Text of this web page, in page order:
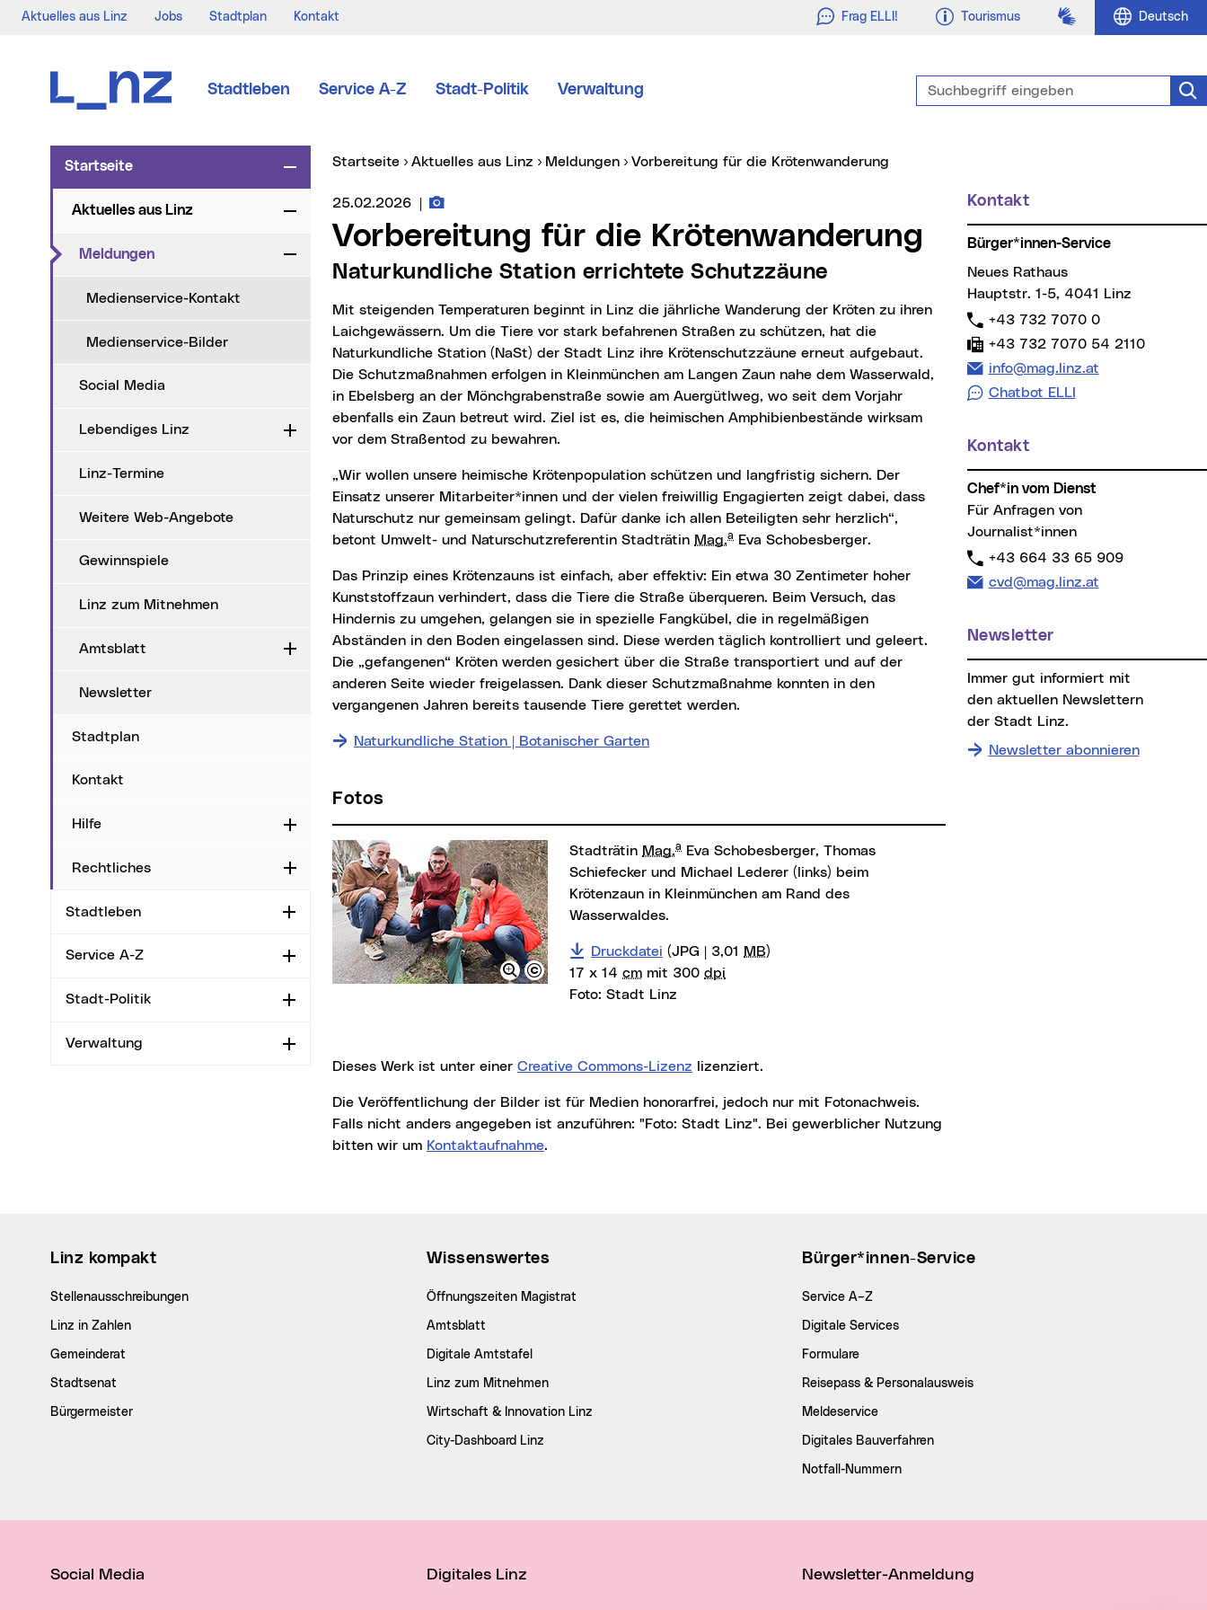
Aktuelles aus Linz Jobs Stadtplan Kontakt Frag ELLI! Tourismus Gebärdensprache
Deutsch
Stadtleben Service A-Z Stadt-Politik Verwaltung Suchbegriff eingeben
Startseite Zuklappen
Aktuelles aus Linz Zuklappen
Meldungen(aktueller Menüpunkt)Zuklappen
Medienservice-Kontakt
Medienservice-Bilder
Social Media
Lebendiges Linz Aufklappen
Linz-Termine
Weitere Web-Angebote
Gewinnspiele
Linz zum Mitnehmen
Amtsblatt Aufklappen
Newsletter
Stadtplan
Kontakt
Hilfe Aufklappen
Rechtliches Aufklappen
Stadtleben Aufklappen
Service A-Z Aufklappen
Stadt-Politik Aufklappen
Verwaltung Aufklappen
Sie sind hier:
Startseite Aktuelles aus Linz Meldungen Vorbereitung für die Krötenwanderung
Medienservice vom:
25.02.2026 Fotos zur Meldung
Vorbereitung für die Krötenwanderung
Naturkundliche Station errichtete Schutzzäune
Mit steigenden Temperaturen beginnt in Linz die jährliche Wanderung der Kröten zu ihren
Laichgewässern. Um die Tiere vor stark befahrenen Straßen zu schützen, hat die
Naturkundliche Station (NaSt) der Stadt Linz ihre Krötenschutzzäune erneut aufgebaut.
Die Schutzmaßnahmen erfolgen in Kleinmünchen am Langen Zaun nahe dem Wasserwald,
in Ebelsberg an der Mönchgrabenstraße sowie am Auergütlweg, wo seit dem Vorjahr
ebenfalls ein Zaun betreut wird. Ziel ist es, die heimischen Amphibienbestände wirksam
vor dem Straßentod zu bewahren.
„Wir wollen unsere heimische Krötenpopulation schützen und langfristig sichern. Der
Einsatz unserer Mitarbeiter*innen und der vielen freiwillig Engagierten zeigt dabei, dass
Naturschutz nur gemeinsam gelingt. Dafür danke ich allen Beteiligten sehr herzlich“,
betont Umwelt- und Naturschutzreferentin Stadträtin Mag.a Eva Schobesberger.
Das Prinzip eines Krötenzauns ist einfach, aber effektiv: Ein etwa 30 Zentimeter hoher
Kunststoffzaun verhindert, dass die Tiere die Straße überqueren. Beim Versuch, das
Hindernis zu umgehen, gelangen sie in spezielle Fangkübel, die in regelmäßigen
Abständen in den Boden eingelassen sind. Diese werden täglich kontrolliert und geleert.
Die „gefangenen“ Kröten werden gesichert über die Straße transportiert und auf der
anderen Seite wieder freigelassen. Dank dieser Schutzmaßnahme konnten in den
vergangenen Jahren bereits tausende Tiere gerettet werden.
Naturkundliche Station | Botanischer Garten
Fotos
Stadträtin Mag.a
Eva Schobesberger, Thomas
Schiefecker und Michael Lederer (links) beim
Krötenzaun in Kleinmünchen am Rand des
Wasserwaldes.
Druckdatei (JPG | 3,01 MB)
17 x 14 cm mit 300 dpi
Foto: Stadt Linz
Dieses Werk ist unter einer Creative Commons-Lizenz lizenziert.
Die Veröffentlichung der Bilder ist für Medien honorarfrei, jedoch nur mit Fotonachweis.
Falls nicht anders angegeben ist anzuführen: "Foto: Stadt Linz". Bei gewerblicher Nutzung
bitten wir um Kontaktaufnahme.
Weitere Informationen
Kontakt
Bürger*innen-Service
Neues Rathaus
Hauptstr. 1-5, 4041 Linz
Telefon:
+43 732 7070 0
Fax:
+43 732 7070 54 2110
E-Mail Adresse:
info@mag.linz.at
Chatbot ELLI
Kontakt
Chef*in vom Dienst
Für Anfragen von
Journalist*innen
Telefon:
+43 664 33 65 909
E-Mail Adresse:
cvd@mag.linz.at
Newsletter
den aktuellen Newslettern
der Stadt Linz.
Newsletter abonnieren
Linz kompakt
Stellenausschreibungen
Linz in Zahlen
Gemeinderat
Stadtsenat
Bürgermeister
Wissenswertes
Öffnungszeiten Magistrat
Amtsblatt
Digitale Amtstafel
Linz zum Mitnehmen
Wirtschaft & Innovation Linz
City-Dashboard Linz
Bürger*innen-Service
Service A–Z
Digitale Services
Formulare
Reisepass & Personalausweis
Meldeservice
Digitales Bauverfahren
Notfall-Nummern
Social Media Digitales Linz Newsletter-Anmeldung